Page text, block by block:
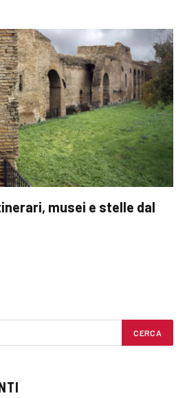
musei e stelle dal